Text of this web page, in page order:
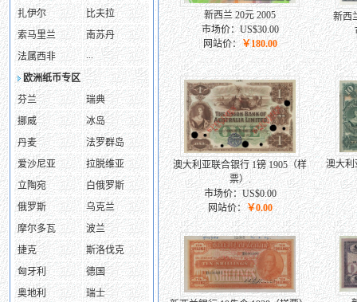
扎伊尔
比夫拉
索马里兰
南苏丹
法属西非
...
欧洲纸币专区
芬兰
瑞典
挪威
冰岛
丹麦
法罗群岛
爱沙尼亚
拉脱维亚
立陶宛
白俄罗斯
俄罗斯
乌克兰
摩尔多瓦
波兰
捷克
斯洛伐克
匈牙利
德国
奥地利
瑞士
新西兰 20元 2005
市场价：US$30.00
网站价：￥180.00
新西
澳大利亚联合银行 1镑 1905（样
票）.
市场价：US$0.00
网站价：￥0.00
澳大利